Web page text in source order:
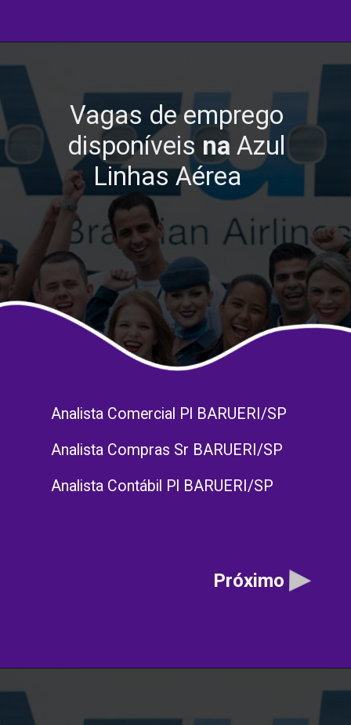
Analista Comercial Pl BARUERI/SP
Analista Compras Sr BARUERI/SP
Analista Contábil Pl BARUERI/SP
Vagas de emprego
disponíveis naAzul
Linhas Aérea
Próximo